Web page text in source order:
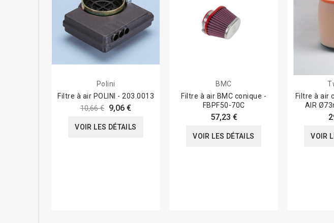
Polini
Filtre à air POLINI - 203.0013
10,66 € 9,06 €
VOIR LES DÉTAILS
BMC
Filtre à air BMC conique -
FBPF50-70C
57,23 €
VOIR LES DÉTAILS
Filtre à air
AIR
VOIR